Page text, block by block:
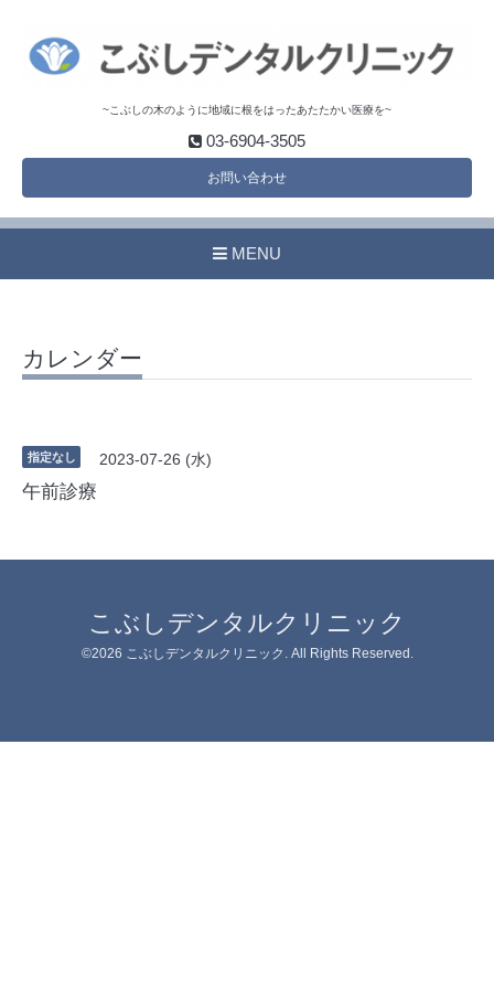
~こぶしの木のように地域に根をはったあたたかい医療を~
03-6904-3505
お問い合わせ
MENU
カレンダー
指定なし 2023-07-26 (水)
午前診療
こぶしデンタルクリニック
©2026 こぶしデンタルクリニック . All Rights Reserved.